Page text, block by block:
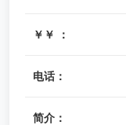
￥￥ ：
电话：
简介：